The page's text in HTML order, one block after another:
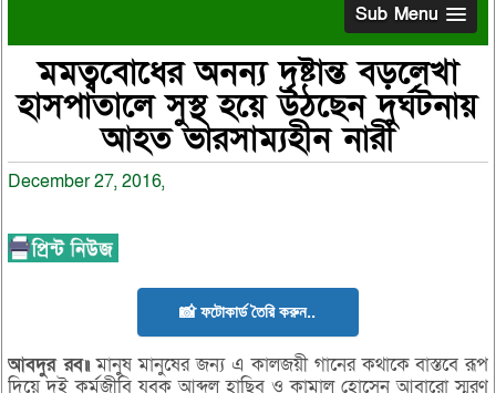
Sub Menu
মমত্ববোধের অনন্য দৃষ্টান্ত বড়লেখা
হাসপাতালে সুস্থ হয়ে উঠছেন দুর্ঘটনায়
আহত ভারসাম্যহীন নারী
December 27, 2016,
📸 ফটোকার্ড তৈরি করুন..
আবদুর রব॥মানুষ মানুষের জন্য এ কালজয়ী গানের কথাকে বাস্তবে রূপ
দিয়ে দুই কর্মজীবি যুবক আব্দুল হাছিব ও কামাল হোসেন আবারো স্মরণ